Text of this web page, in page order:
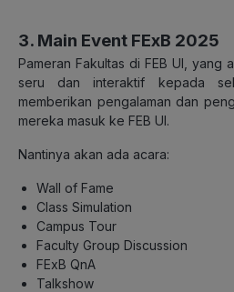
3. Main Event FExB 2025
Pameran Fakultas di FEB UI, yang
seru dan interaktif kepada
memberikan pengalaman dan
mereka masuk ke FEB UI.
Nantinya akan ada acara:
Wall of Fame
Class Simulation
Campus Tour
Faculty Group Discussion
FExB QnA
Talkshow